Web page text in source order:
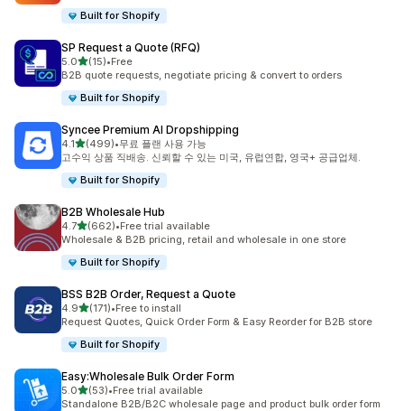
Built for Shopify
SP Request a Quote (RFQ)
5.0별 5개 중
(15)
총 리뷰 15개
•Free
B2B quote requests, negotiate pricing & convert to orders
Built for Shopify
Syncee Premium AI Dropshipping
4.1별 5개 중
(499)
총 리뷰 499개
•무료 플랜 사용 가능
고수익 상품 직배송. 신뢰할 수 있는 미국, 유럽연합, 영국+ 공급업체.
Built for Shopify
B2B Wholesale Hub
4.7별 5개 중
(662)
총 리뷰 662개
•Free trial available
Wholesale & B2B pricing, retail and wholesale in one store
Built for Shopify
BSS B2B Order, Request a Quote
4.9별 5개 중
(171)
총 리뷰 171개
•Free to install
Request Quotes, Quick Order Form & Easy Reorder for B2B store
Built for Shopify
Easy:Wholesale Bulk Order Form
5.0별 5개 중
(53)
총 리뷰 53개
•Free trial available
Standalone B2B/B2C wholesale page and product bulk order form